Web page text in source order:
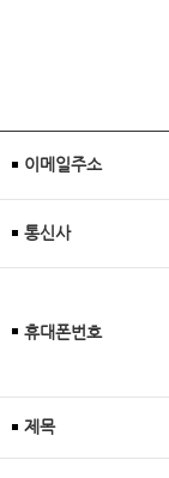
이메일주소
통신사
휴대폰번호
제목